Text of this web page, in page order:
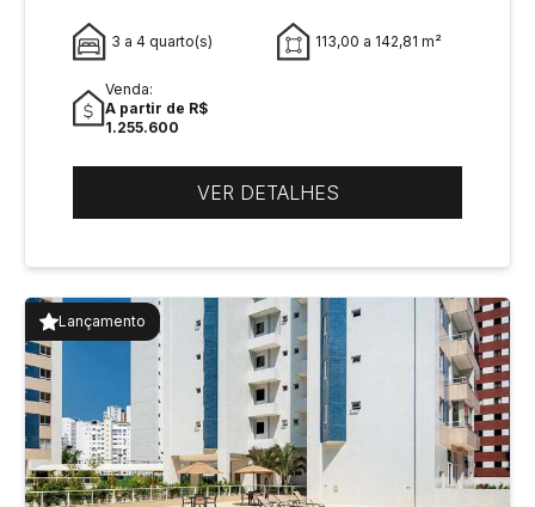
3 a 4 quarto(s) 113,00 a 142,81 m²
Venda:
A partir de R$
1.255.600
VER DETALHES
Lançamento